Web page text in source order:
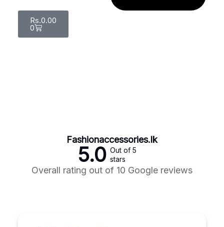
Rs.0.00
0
Fashionaccessories.lk
5.0 Out of 5
stars
Overall rating out of 10 Google reviews